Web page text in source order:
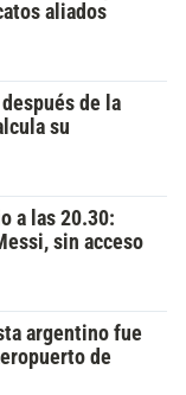
aliados
de la
su
a las 20.30:
sin acceso
argentino fue
de